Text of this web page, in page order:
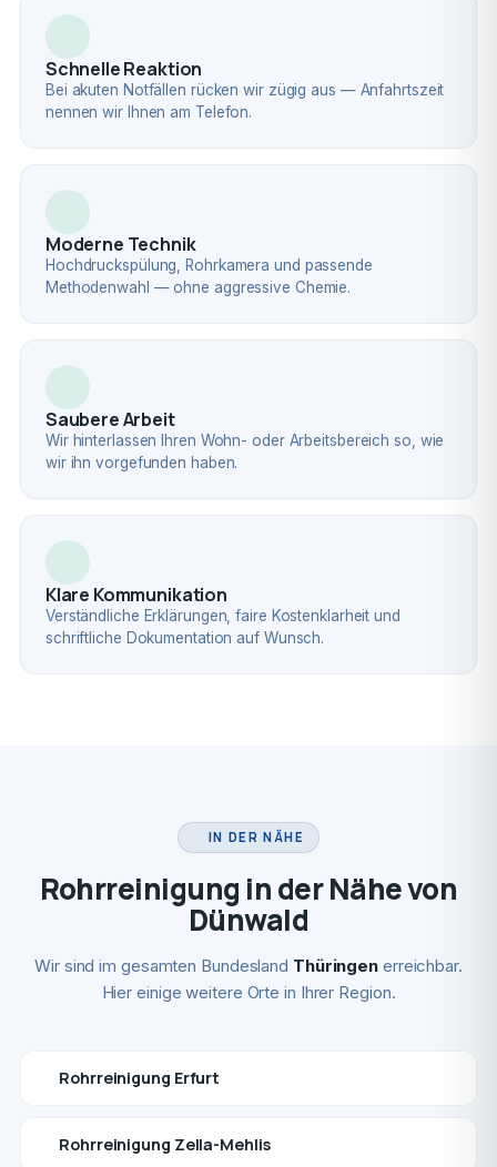
Schnelle Reaktion
Bei akuten Notfällen rücken wir zügig aus — Anfahrtszeit
nennen wir Ihnen am Telefon.
Moderne Technik
Hochdruckspülung, Rohrkamera und passende
Methodenwahl — ohne aggressive Chemie.
Saubere Arbeit
Wir hinterlassen Ihren Wohn- oder Arbeitsbereich so, wie
wir ihn vorgefunden haben.
Klare Kommunikation
Verständliche Erklärungen, faire Kostenklarheit und
schriftliche Dokumentation auf Wunsch.
IN DER NÄHE
Rohrreinigung in der Nähe von
Dünwald
Wir sind im gesamten Bundesland Thüringen erreichbar.
Hier einige weitere Orte in Ihrer Region.
Rohrreinigung Erfurt
Rohrreinigung Zella-Mehlis